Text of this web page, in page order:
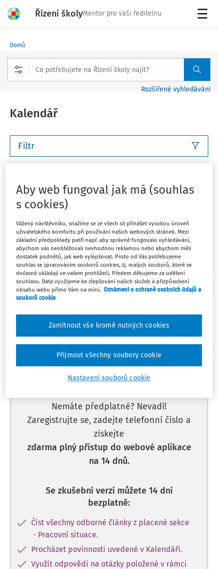
Řízení školyMentor pro vaši ředitelnu
Domů
Rozšířené vyhledávání
Kalendář
Filtr
Vlastní rozsah
Pá
1 UDÁLOST
Kontrola počtu dětí mateřské školy na 1
učitele - březen
Můj plán 1. 3. - 31. 3.
Tento dokument je jen pro
předplatitele.
Nemáte předplatné? Nevadí!
Zaregistrujte se, zadejte telefonní číslo a
získejte
zdarma plný přístup do webové aplikace
na 14 dnů.
Se zkušební verzí můžete 14 dní
bezplatně:
Číst všechny odborné články z placené sekce
- Pracovní situace.
Procházet povinnosti uvedené v Kalendáři.
Využít odpovědi na otázky položené v rámci
Aby web fungoval jak má (souhlas
s cookies)
Vážený návštěvníku, snažíme se ze všech sil přinášet vysokou úroveň
uživatelského komfortu při používání našich webových stránek. Mezi
základní předpoklady patří např. aby správně fungovalo vyhledávání,
abychom vás neobtěžovali nevhodnou reklamou nebo abychom měli
dostatek podnětů, jak web vylepšovat. Proto od Vás potřebujeme
souhlas se zpracováním souborů cookies, tj. malých souborů, které se
dočasně ukládají ve vašem prohlížeči. Předem děkujeme za udělení
souhlasu. Data využijeme ke zlepšování našich služeb a přizpůsobení
obsahu webu přímo Vám na míru. Oznámení o ochraně osobních údajů a
souborů cookie
Nastavení souborů cookie
Zamítnout vše kromě nutných cookies
Přijmout všechny soubory cookie